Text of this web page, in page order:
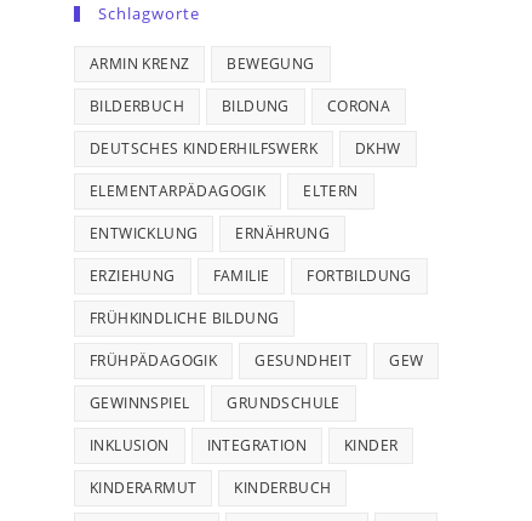
Schlagworte
ARMIN KRENZ BEWEGUNG
BILDERBUCH BILDUNG CORONA
DEUTSCHES KINDERHILFSWERK DKHW
ELEMENTARPÄDAGOGIK ELTERN
ENTWICKLUNG ERNÄHRUNG
ERZIEHUNG FAMILIE FORTBILDUNG
FRÜHKINDLICHE BILDUNG
FRÜHPÄDAGOGIK GESUNDHEIT GEW
GEWINNSPIEL GRUNDSCHULE
INKLUSION INTEGRATION KINDER
KINDERARMUT KINDERBUCH